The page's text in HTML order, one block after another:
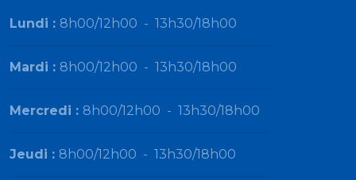
Lundi : 8h00/12h00 - 13h30/18h00
Mardi : 8h00/12h00 - 13h30/18h00
Mercredi : 8h00/12h00 - 13h30/18h00
Jeudi : 8h00/12h00 - 13h30/18h00